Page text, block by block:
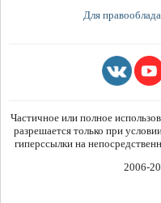
Для
Частичное или полное
разрешается только при
гиперссылки на
2006-